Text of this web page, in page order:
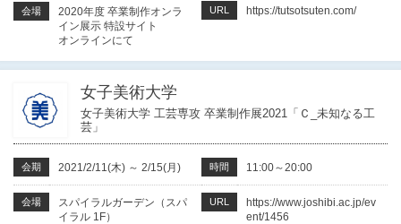
会場
2020年度 卒業制作オンラ
イン展示 特設サイト
オンラインにて
URL https://tutsotsuten.com/
女子美術大学
女子美術大学 工芸専攻 卒業制作展2021「Ｃ_未知なる工
芸」
会期 2021/2/11(木) ～ 2/15(月) 時間 11:00～20:00
会場
スパイラルガーデン（スパ
イラル 1F）
URL
https://www.joshibi.ac.jp/ev
ent/1456